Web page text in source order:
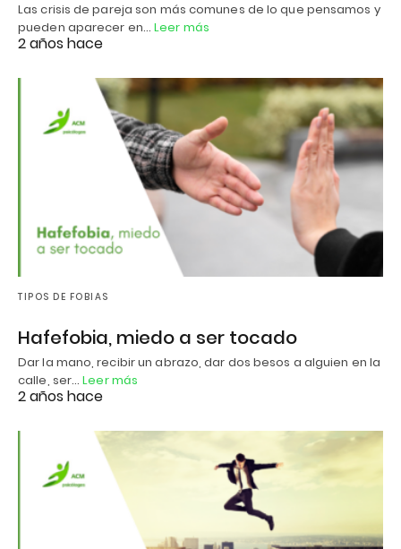
Las crisis de pareja son más comunes de lo que pensamos y
pueden aparecer en… Leer más
2 años hace
TIPOS DE FOBIAS
Hafefobia, miedo a ser tocado
Dar la mano, recibir un abrazo, dar dos besos a alguien en la
calle, ser…Leer más
2 años hace